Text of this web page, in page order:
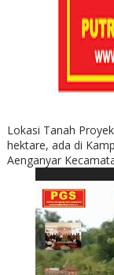
Lokasi Tanah
hektare, ada di
Aenganyar